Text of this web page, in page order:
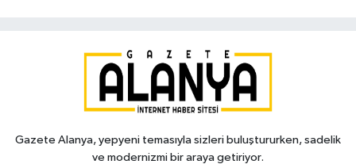
Gazete Alanya, yepyeni temasıyla sizleri buluştururken, sadelik
ve modernizmi bir araya getiriyor.